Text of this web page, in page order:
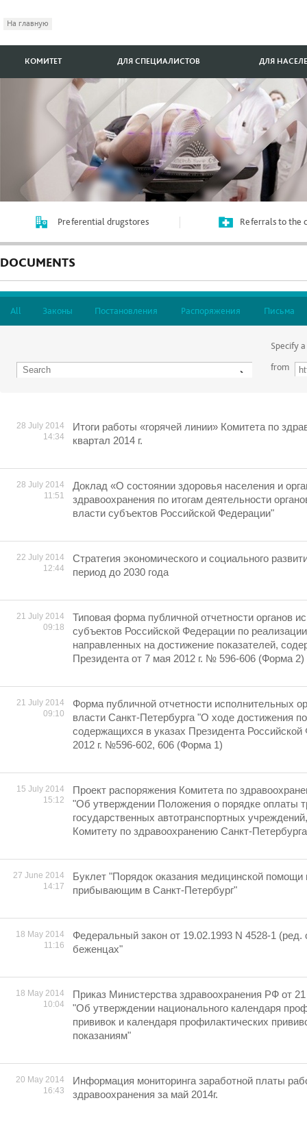
На главную
КОМИТЕТ ДЛЯ СПЕЦИАЛИСТОВ ДЛЯ
Preferential drugstores Referrals to the
DOCUMENTS
All Законы Постановления Распоряжения Письма
Specify
from
28 July 2014
14:34
Итоги работы «горячей линии» Комитета по
квартал 2014 г.
28 July 2014
11:51
Доклад «О состоянии здоровья населения и
здравоохранения по итогам деятельности
власти субъектов Российской Федерации"
22 July 2014
12:44
Cтратегия экономического и социального
период до 2030 года
21 July 2014
09:18
Типовая форма публичной отчетности органов
субъектов Российской Федерации по
направленных на достижение показателей,
Президента от 7 мая 2012 г. № 596-606 (Форма 2)
21 July 2014
09:10
Форма публичной отчетности исполнительных
власти Санкт-Петербурга "О ходе достижения
содержащихся в указах Президента
2012 г. №596-602, 606 (Форма 1)
15 July 2014
15:12
Проект распоряжения Комитета по
"Об утверждении Положения о порядке оплаты
государственных автотранспортных
Комитету по здравоохранению Санкт-
27 June 2014
14:17
Буклет "Порядок оказания медицинской
прибывающим в Санкт-Петербург"
18 May 2014
11:16
Федеральный закон от 19.02.1993 N 4528-1 (ред.
беженцах"
18 May 2014
10:04
Приказ Министерства здравоохранения РФ от
"Об утверждении национального календаря
прививок и календаря профилактических
показаниям"
20 May 2014
16:43
Информация мониторинга заработной платы
здравоохранения за май 2014г.